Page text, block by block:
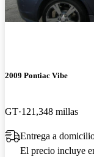
2009 Pontiac Vibe
GT 121,348 millas
Entrega a
El precio incluye